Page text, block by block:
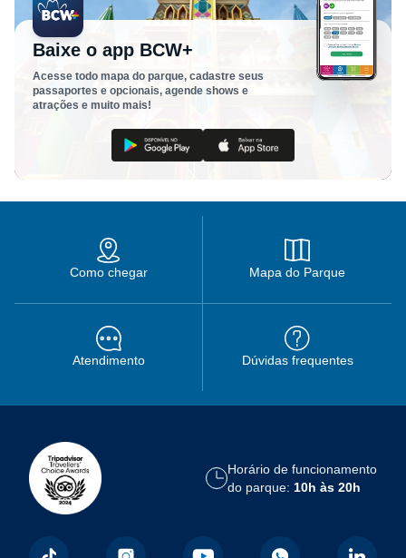
Baixe o app BCW+
Acesse todo mapa do parque, cadastre seus
passaportes e opcionais, agende shows e
atrações e muito mais!
Como chegar Mapa do Parque
Atendimento Dúvidas frequentes
Horário de funcionamento
do parque: 10h às 20h